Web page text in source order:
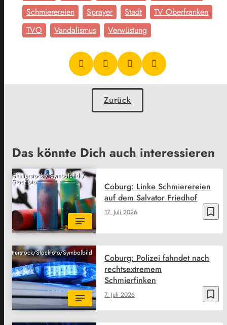
Schmierereien
Sprayer Stadt
TV Oberfranken
TVO
Vandalismus Verwüstung
Zurück
Das könnte Dich auch interessieren
Shutterstock / Symbolbild /
Stockfoto
bookmark_border
17. Juli 2026
Coburg: Linke Schmierereien
auf dem Salvator Friedhof
Shutterstock/Stockfoto/Symbolbild
bookmark_border
7. Juli 2026
Coburg: Polizei fahndet nach
rechtsextremem
Schmierfinken